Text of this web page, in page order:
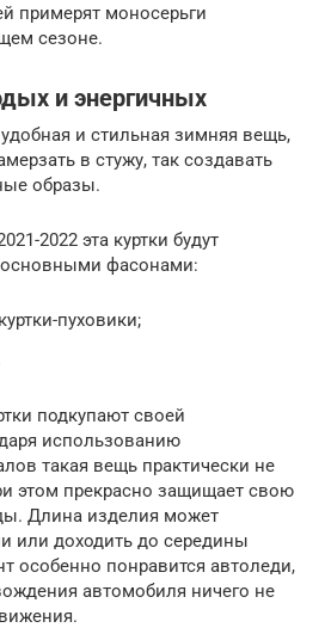
примерят моносерьги
сезоне.
и энергичных
удобная и стильная зимняя вещь,
в стужу, так создавать
образы.
2022 эта куртки будут
фасонами:
пуховики;
подкупают своей
использованию
такая вещь практически не
этом прекрасно защищает свою
Длина изделия может
или доходить до середины
особенно понравится автоледи,
автомобиля ничего не